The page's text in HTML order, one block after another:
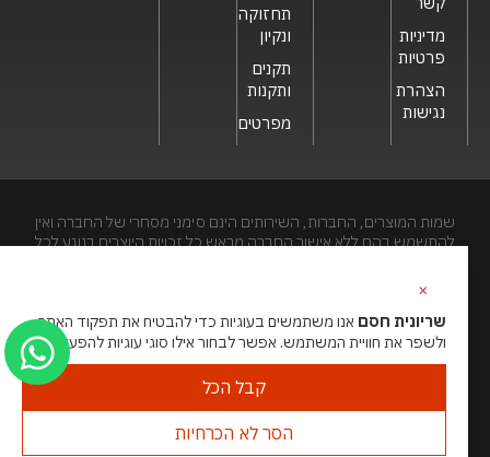
מדיניות
פרטיות
הצהרת
נגישות
תחזוקה
ונקיון
תקנים
ותקנות
מפרטים
שמות המוצרים, החברות, השירותים הינם סימני מסחרי של החברה ואין
להתשמש בהם ללא אישור החברה מראש.כל זכויות היוצרים בנוגע לכל
האתר מנוהל ע”י גאו מדיהסוכנות דיגיטל
×
שריונית חסם אנו משתמשים בעוגיות כדי להבטיח את תפקוד האתר
ולשפר את חוויית המשתמש. אפשר לבחור אילו סוגי עוגיות להפעיל.
קבל הכל
הסר לא הכרחיות